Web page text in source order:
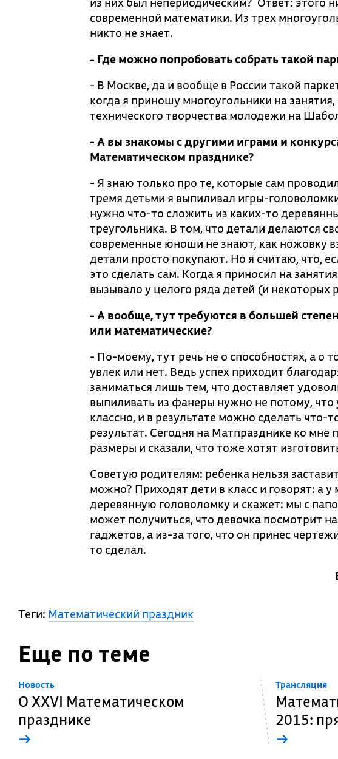
современной математики. Из трех
никто не знает.
- Где можно попробовать собрать такой
- В Москве, да и вообще в России такой
когда я приношу многоугольники на
технического творчества молодежи на
- А вы знакомы с другими играми и
Математическом празднике?
- Я знаю только про те, которые сам
тремя детьми я выпиливал игры-
нужно что-то сложить из каких-то
треугольника. В том, что детали делаются
современные юноши не знают, как ножовку
детали просто покупают. Но я считаю, что,
это сделать сам. Когда я приносил на
вызывало у целого ряда детей (и некоторых
- А вообще, тут требуются в большей
или математические?
- По-моему, тут речь не о способностях, а о
увлек или нет. Ведь успех приходит
заниматься лишь тем, что доставляет
выпиливать из фанеры нужно не потому, что
классно, и в результате можно сделать что-
результат. Сегодня на Матпразднике ко
размеры и сказали, что тоже хотят
Советую родителям: ребенка нельзя
можно? Приходят дети в класс и говорят: а
деревянную головоломку и скажет: мы с
может получиться, что девочка посмотрит
гаджетов, а из-за того, что он принес
то сделал.
Теги: Математический праздник
Еще по теме
Новость
О XXVI Математическом
празднике
→
Трансляция
2015:
→